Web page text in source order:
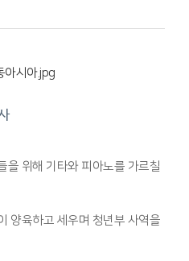
을 위해 기타와 피아노를 가르칠
양육하고 세우며 청년부 사역을